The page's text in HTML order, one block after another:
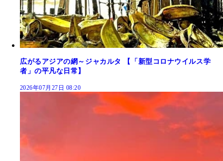
広がるアジアの網～ジャカルタ 【「新型コロナウイルス学
者」の平凡な日常】
2026年07月27日 08:20